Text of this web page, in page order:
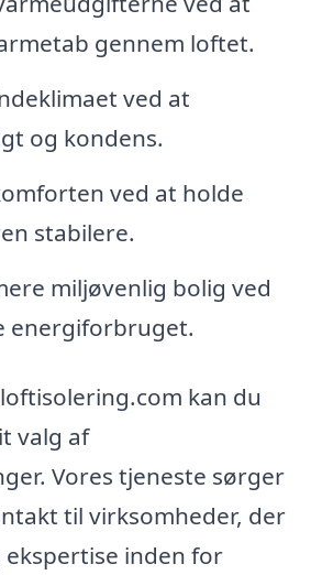
gennem loftet.
ved at
og kondens.
ved at holde
stabilere.
miljøvenlig bolig ved
energiforbruget.
kan du
valg af
Vores tjeneste sørger
til virksomheder, der
inden for